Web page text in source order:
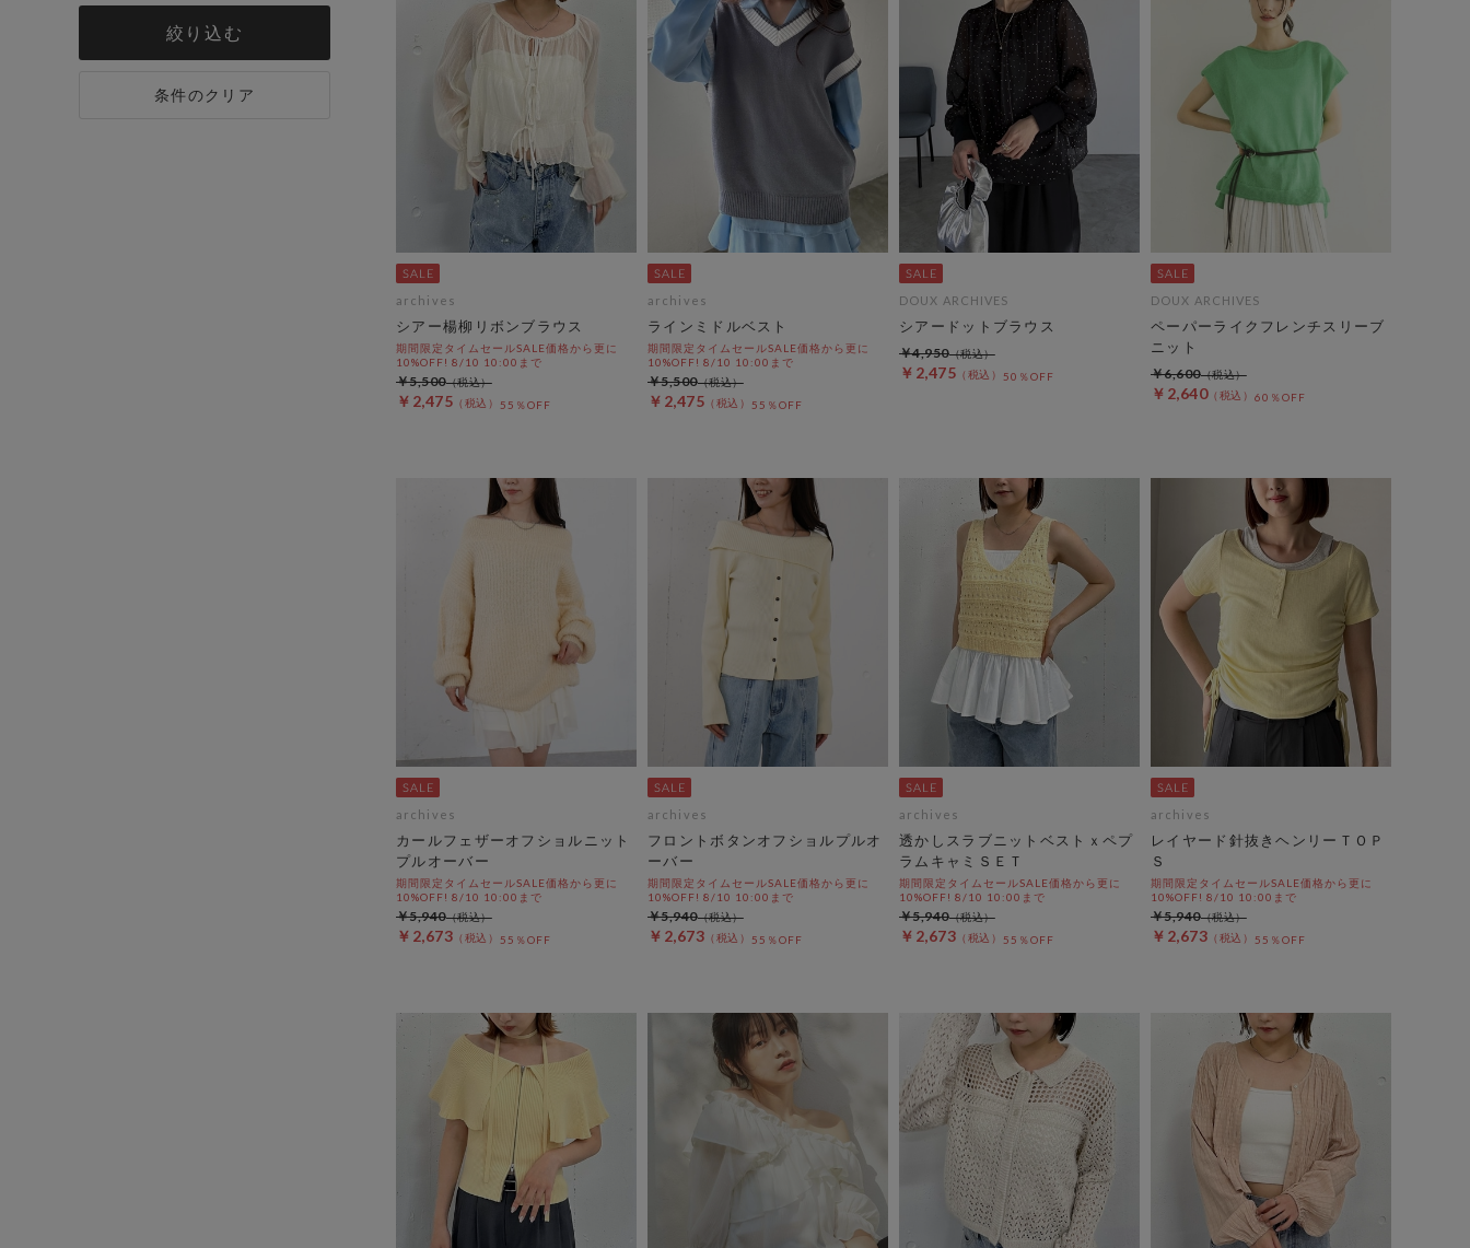
絞り込む
条件のクリア
archives
シアー楊柳リボンブラウス
期間限定タイムセールSALE価格から更に
10%OFF! 8/10 10:00まで
￥2,475 55％OFF
￥5,500
archives
ラインミドルベスト
期間限定タイムセールSALE価格から更に
10%OFF! 8/10 10:00まで
￥2,475 55％OFF
￥5,500
DOUX ARCHIVES
シアードットブラウス
￥2,475 50％OFF
￥4,950
DOUX ARCHIVES
ペーパーライクフレンチスリーブ
ニット
￥2,640 60％OFF
￥6,600
archives
カールフェザーオフショルニット
プルオーバー
期間限定タイムセールSALE価格から更に
10%OFF! 8/10 10:00まで
￥2,673 55％OFF
￥5,940
archives
フロントボタンオフショルプルオ
ーバー
期間限定タイムセールSALE価格から更に
10%OFF! 8/10 10:00まで
￥2,673 55％OFF
￥5,940
archives
透かしスラブニットベストｘペプ
ラムキャミＳＥＴ
期間限定タイムセールSALE価格から更に
10%OFF! 8/10 10:00まで
￥2,673 55％OFF
￥5,940
archives
レイヤード針抜きヘンリーＴＯＰ
Ｓ
期間限定タイムセールSALE価格から更に
10%OFF! 8/10 10:00まで
￥2,673 55％OFF
￥5,940